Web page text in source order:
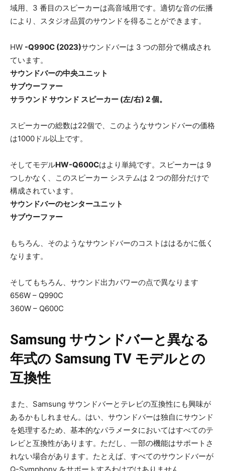
域用、3 番目のスピーカーは高音域用です。適切な音の伝播
により、スタジオ品質のサウンドを得ることができます。
HW -Q990C (2023)サウンドバーは 3 つの部分で構成され
ています。
サウンドバーの中央ユニット
サブウーファー
サラウンド サウンド スピーカー (左/右) 2 個。
スピーカーの総数は22個で、このようなサウンドバーの価格
は1000ドル以上です。
そしてモデルHW-Q600Cはより単純です。スピーカーは 9
つしかなく、このスピーカー システムは 2 つの部分だけで
構成されています。
サウンドバーのセンターユニット
サブウーファー
もちろん、そのようなサウンドバーのコストははるかに低く
なります。
そしてもちろん、サウンド出力パワーの点で異なります
656W – Q990C
360W – Q600C
Samsung サウンドバーと異なる
年式の Samsung TV モデルとの
互換性
また、Samsung サウンドバーとテレビの互換性にも興味が
あるかもしれません。はい、サウンドバーは独自にサウンド
を処理するため、基本的なパラメータにおいてはすべてのテ
レビと互換性があります。ただし、一部の機能はサポートさ
れない場合があります。たとえば、すべてのサウンドバーが